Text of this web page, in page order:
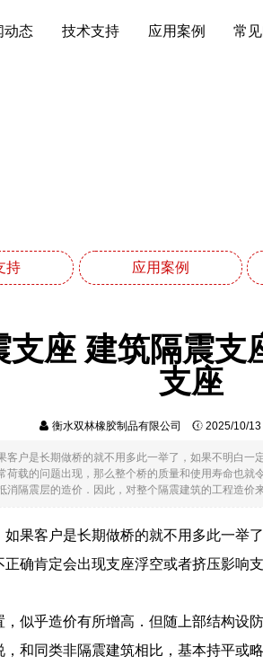
动态 技术支持 应用案例 常
持 应用案例
座 建筑隔震
支座
衡水双林橡胶制品有限公司 2025/10/
客户是长期做桥的就不用多此一举了，如果不明白
载的问题出现，那么整个桥的质量和使用寿命也
消隔震层的造价．因此，对整个隔震建筑的工程造价
果客户是长期做桥的就不用多此一举
确肯定会出现支座浮空或者挤压影响
似乎造价有所增高．但随上部结构设
和同类非隔震建筑相比，基本持平或略